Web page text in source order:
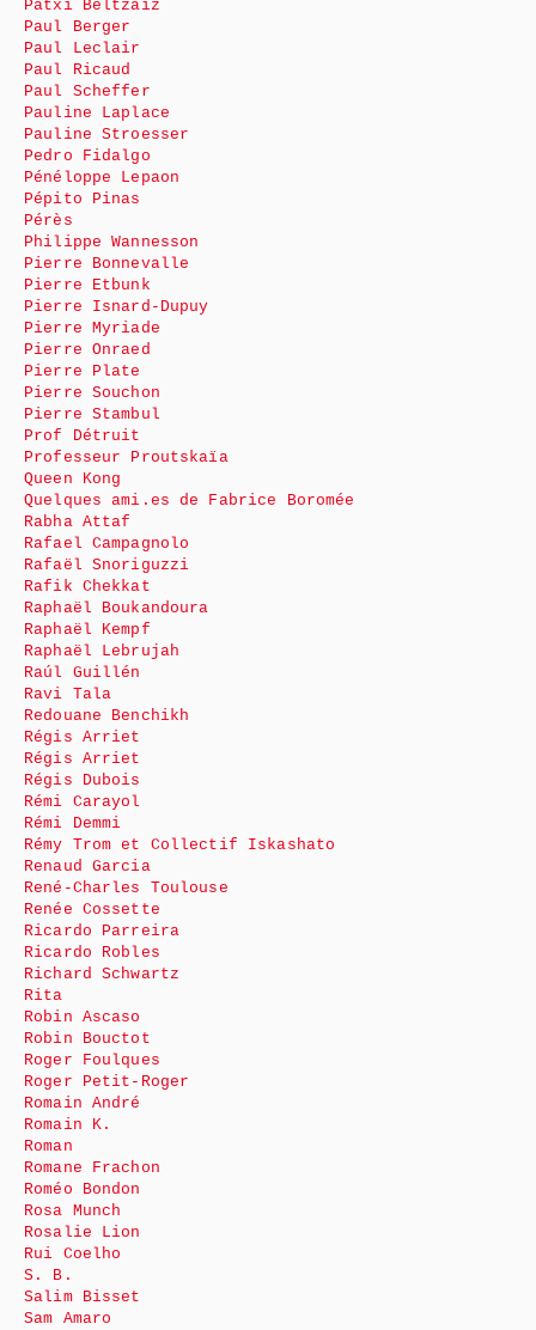
Patxi Beltzaiz
Paul Berger
Paul Leclair
Paul Ricaud
Paul Scheffer
Pauline Laplace
Pauline Stroesser
Pedro Fidalgo
Pénéloppe Lepaon
Pépito Pinas
Pérès
Philippe Wannesson
Pierre Bonnevalle
Pierre Etbunk
Pierre Isnard-Dupuy
Pierre Myriade
Pierre Onraed
Pierre Plate
Pierre Souchon
Pierre Stambul
Prof Détruit
Professeur Proutskaïa
Queen Kong
Quelques ami.es de Fabrice Boromée
Rabha Attaf
Rafael Campagnolo
Rafaël Snoriguzzi
Rafik Chekkat
Raphaël Boukandoura
Raphaël Kempf
Raphaël Lebrujah
Raúl Guillén
Ravi Tala
Redouane Benchikh
Régis Arriet
Régis Arriet
Régis Dubois
Rémi Carayol
Rémi Demmi
Rémy Trom et Collectif Iskashato
Renaud Garcia
René-Charles Toulouse
Renée Cossette
Ricardo Parreira
Ricardo Robles
Richard Schwartz
Rita
Robin Ascaso
Robin Bouctot
Roger Foulques
Roger Petit-Roger
Romain André
Romain K.
Roman
Romane Frachon
Roméo Bondon
Rosa Munch
Rosalie Lion
Rui Coelho
S. B.
Salim Bisset
Sam Amaro